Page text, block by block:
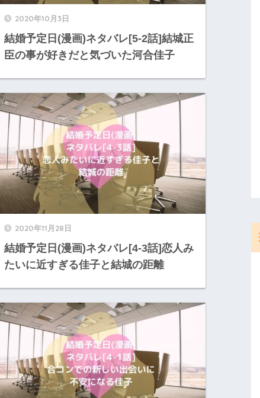
2020年10月3日
結婚予定日(漫画)ネタバレ[5-2話]結城正
臣の事が好きだと気づいた河合佳子
2020年11月28日
結婚予定日(漫画)ネタバレ[4-3話]恋人み
たいに近すぎる佳子と結城の距離